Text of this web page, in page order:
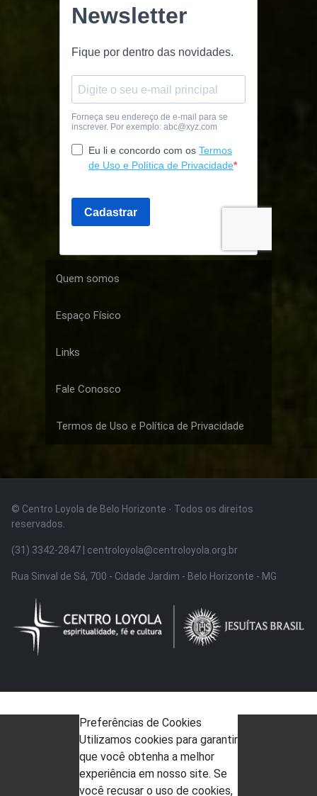
Quem somos
Espaço Físico
Links
Fale Conosco
Termos de Uso e Política de Privacidade
© Centro Loyola de Belo Horizonte · Todos os direitos
reservados.
(31) 3342-2847 | centroloyola@centroloyola.org.br
Rua Sinval de Sá, 700 - Cidade Jardim - Belo Horizonte - MG
Preferências de Cookies
Utilizamos cookies para garantir
que você obtenha a melhor
experiência em nosso site. Se
você recusar o uso de cookies,